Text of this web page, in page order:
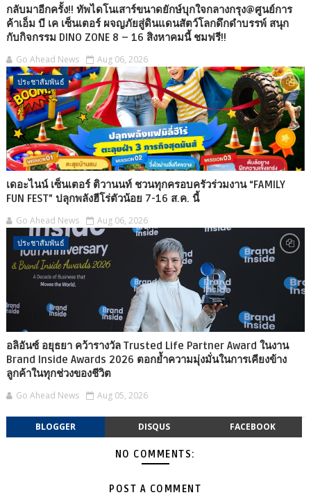
กลับมาอีกครั้ง!! ทัพไดโนเสาร์ขนาดยักษ์บุกใจกลางกรุง@ศูนย์การ
ค้าเอ็ม บี เค เซ็นเตอร์ ผจญภัยสู่ดินแดนสัตว์โลกดึกดำบรรพ์ สนุก
กับกิจกรรม DINO ZONE 8 – 16 สิงหาคมนี้ ชมฟรี!!
Go Ahead News Aug 06, 2026
ประชาสัมพันธ์
เดอะไนน์ เซ็นเตอร์ ติวานนท์ ชวนทุกครอบครัวร่วมงาน “FAMILY
FUN FEST” ปลุกพลังฮีโร่ตัวน้อย 7-16 ส.ค. นี้
Go Ahead News Aug 06, 2026
ประชาสัมพันธ์
อลิอันซ์ อยุธยา คว้ารางวัล Trusted Life Partner Award ในงาน
Brand Inside Awards 2026 ตอกย้ำความมุ่งมั่นในการเคียงข้าง
ลูกค้าในทุกช่วงของชีวิต
Go Ahead News Aug 05, 2026
BLOGGER DISQUS FACEBOOK
NO COMMENTS:
POST A COMMENT